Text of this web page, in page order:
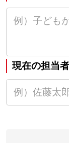
現在の担当者